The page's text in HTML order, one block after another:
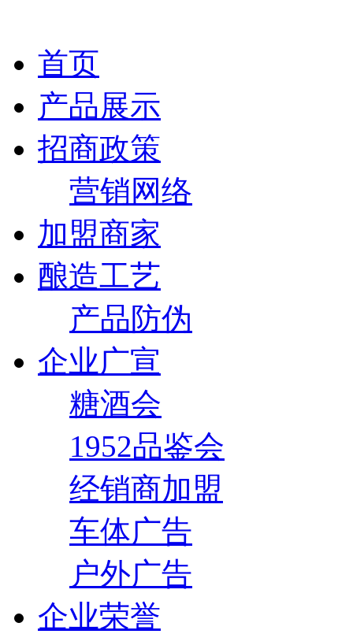
首页
产品展示
招商政策
营销网络
加盟商家
酿造工艺
产品防伪
企业广宣
糖酒会
1952品鉴会
经销商加盟
车体广告
户外广告
企业荣誉